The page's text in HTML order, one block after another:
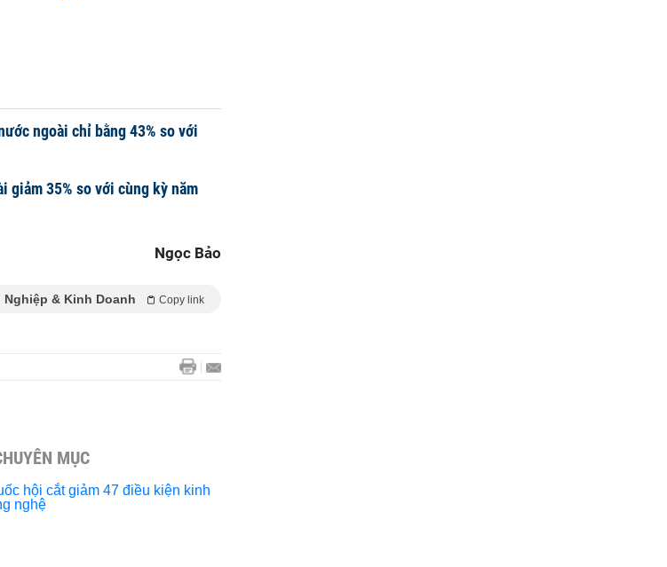
ngoài chỉ bằng 43% so với
giảm 35% so với cùng kỳ năm
Ngọc Bảo
Nghiệp & Kinh Doanh Copy link
MỤC